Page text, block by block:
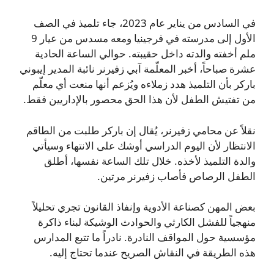
في السادس من يناير عام 2023، جاء تلميذ في الصف
الأول إلى مدرسته في فرجينيا ومعه مسدس من عيار 9
ملم أخفته والدته داخل حقيبته. حوالي الساعة الحادية
عشرة صباحاً، أخبر المعلّمة آبي زفيرنر نائبة المدير إيبوني
باركر بأن التلميذ هدد زملاءه ويُزعم أنها منعت أي معلّم
من تفتيش الطفل لأن هذا الحق محصور بالإداريين فقط.
نقلاً عن محامي زفيرنر، يُقال إن باركر طلبت من الطاقم
الانتظار لأن اليوم الدراسي أوشك على الانتهاء وسيأتي
والدة التلميذ لأخذه. خلال تلك الساعة نفسها، أطلق
الطفل الرصاص فأصاب زفيرنر مرتين.
بعض المهن كصناعة الأدوية وإنفاذ القانون تجري تحليلاً
منهجياً للفشل الكارثي والحوادث الوشيكة لبناء ذاكرة
مؤسسية حول المواقف النادرة. نادراً ما تتبع المدارس
هذه الطريقة في النقاش الصريح عندما تحتاج إليه.